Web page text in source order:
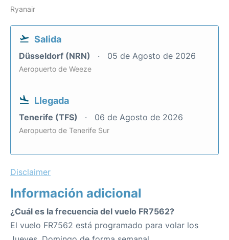
Ryanair
Salida
Düsseldorf (NRN) 05 de Agosto de 2026
Aeropuerto de Weeze
Llegada
Tenerife (TFS) 06 de Agosto de 2026
Aeropuerto de Tenerife Sur
Disclaimer
Información adicional
¿Cuál es la frecuencia del vuelo FR7562?
El vuelo FR7562 está programado para volar los